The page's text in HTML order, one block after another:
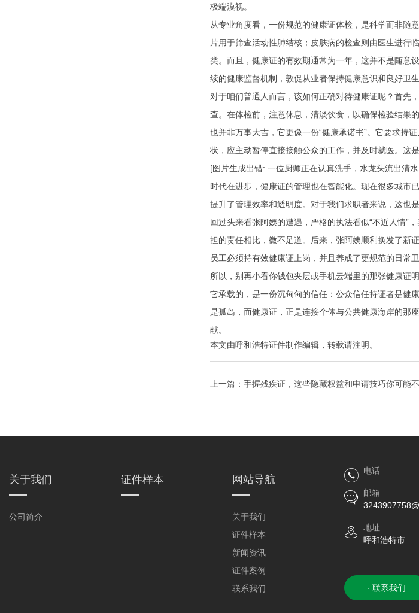
极端漠视。
从专业角度看，一份规范的健康证体检，是科学而非随
片用于筛查活动性肺结核；皮肤病的检查则由医生进行
类。而且，健康证的有效期通常为一年，这并不是随意
续的健康监督机制，敦促从业者保持健康意识和良好卫生
对于咱们普通人而言，该如何正确对待健康证呢？首先
查。在体检前，注意休息，清淡饮食，以确保检验结果
也并非万事大吉，它更像一份“健康承诺书”。它要求持
状，应主动暂停直接接触公众的工作，并及时就医。这
[图片生成出错: 一位厨师正在认真洗手，水龙头流出清
时代在进步，健康证的管理也在智能化。现在很多城市
提升了管理效率和透明度。对于我们求职者来说，这也
回过头来看张阿姨的遭遇，严格的执法看似“不近人情”
担的责任相比，微不足道。后来，张阿姨顺利换发了新
员工必须持有效健康证上岗，并且养成了更规范的日常
所以，别再小看你钱包夹层或手机云端里的那张健康证
它承载的，是一份沉甸甸的信任：公众信任持证者是健
是孤岛，而健康证，正是连接个体与公共健康海岸的那
献。
本文由呼和浩特证件制作编辑，转载请注明。
上一篇： 手握残疾证，这些隐藏权益和申请技巧你可能
关于我们
公司简介
证件样本 网站导航
关于我们
证件样本
新闻资讯
证件案例
联系我们
电话
邮箱
地址
呼和浩特市
· 联系我们